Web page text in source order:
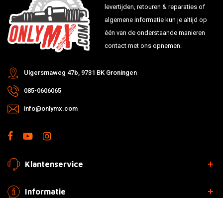
levertijden, retouren & reparaties of
algemene informatie kun je altijd op
één van de onderstaande manieren
contact met ons opnemen.
Ulgersmaweg 47b, 9731 BK Groningen
085-0606065
info@onlymx.com
Klantenservice
Informatie